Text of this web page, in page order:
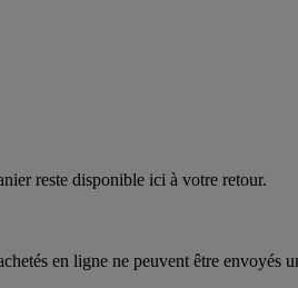
reste disponible ici à votre retour.
en ligne ne peuvent être envoyés